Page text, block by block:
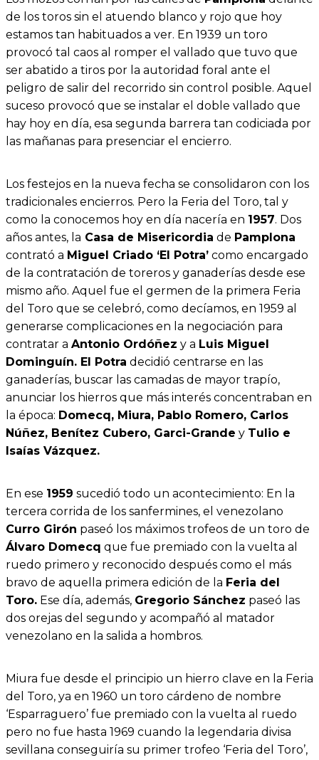
de los toros sin el atuendo blanco y rojo que hoy
estamos tan habituados a ver. En 1939 un toro
provocó tal caos al romper el vallado que tuvo que
ser abatido a tiros por la autoridad foral ante el
peligro de salir del recorrido sin control posible. Aquel
suceso provocó que se instalar el doble vallado que
hay hoy en día, esa segunda barrera tan codiciada por
las mañanas para presenciar el encierro.
Los festejos en la nueva fecha se consolidaron con los
tradicionales encierros. Pero la Feria del Toro, tal y
como la conocemos hoy en día nacería en 1957. Dos
años antes, la Casa de Misericordia de Pamplona
contrató a Miguel Criado ‘El Potra’ como encargado
de la contratación de toreros y ganaderías desde ese
mismo año. Aquel fue el germen de la primera Feria
del Toro que se celebró, como decíamos, en 1959 al
generarse complicaciones en la negociación para
contratar a Antonio Ordóñez y a Luis Miguel
Dominguín. El Potra decidió centrarse en las
ganaderías, buscar las camadas de mayor trapío,
anunciar los hierros que más interés concentraban en
la época: Domecq, Miura, Pablo Romero, Carlos
Núñez, Benítez Cubero, Garci-Grande y Tulio e
Isaías Vázquez.
En ese 1959 sucedió todo un acontecimiento: En la
tercera corrida de los sanfermines, el venezolano
Curro Girón paseó los máximos trofeos de un toro de
Álvaro Domecq que fue premiado con la vuelta al
ruedo primero y reconocido después como el más
bravo de aquella primera edición de la Feria del
Toro. Ese día, además, Gregorio Sánchez paseó las
dos orejas del segundo y acompañó al matador
venezolano en la salida a hombros.
Miura fue desde el principio un hierro clave en la Feria
del Toro, ya en 1960 un toro cárdeno de nombre
‘Esparraguero’ fue premiado con la vuelta al ruedo
pero no fue hasta 1969 cuando la legendaria divisa
sevillana conseguiría su primer trofeo ‘Feria del Toro’,